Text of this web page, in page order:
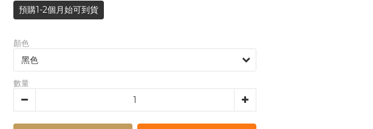
預購1-2個月始可到貨
顏色
數量